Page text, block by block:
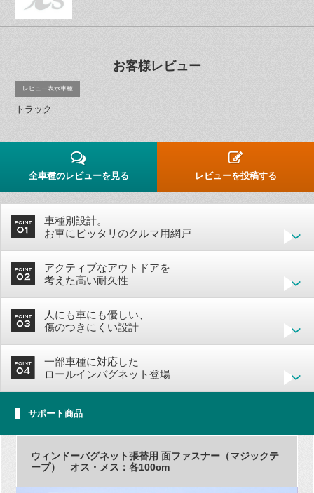
お客様レビュー
レビュー表示車種
トラック
全車種のレビューを見る レビューを投稿する
車種別設計。
お車にピッタリのクルマ用網戸
アクティブなアウトドアを
考えた高い耐久性
人にも車にも優しい、
傷のつきにくい設計
一部車種に対応した
ロールインバグネット登場
サポート商品
ウィンドーバグネット張替用 面ファスナー（マジックテ
ープ） オス・メス：各100cm